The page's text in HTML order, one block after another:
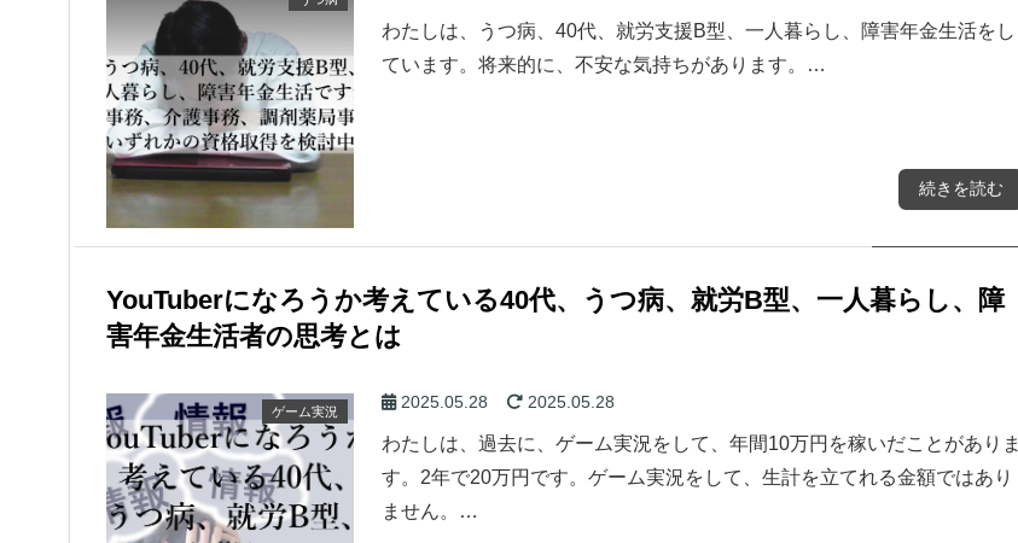
わたしは、うつ病、40代、就労支援B型、一人暮らし、障害年金生活をし
ています。将来的に、不安な気持ちがあります。…
続きを読む
YouTuberになろうか考えている40代、うつ病、就労B型、一人暮らし、障
害年金生活者の思考とは
ゲーム実況 2025.05.28 2025.05.28
わたしは、過去に、ゲーム実況をして、年間10万円を稼いだことがありま
す。2年で20万円です。ゲーム実況をして、生計を立てれる金額ではあり
ません。…